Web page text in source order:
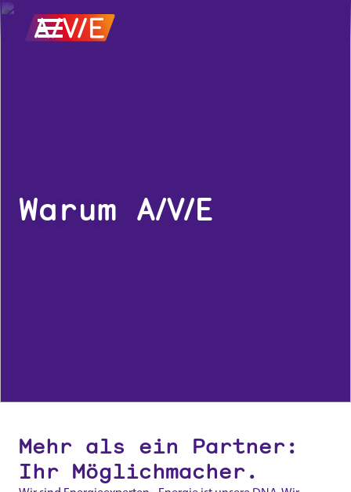
Warum A/V/E
Mehr als ein Partner:
Ihr Möglichmacher.